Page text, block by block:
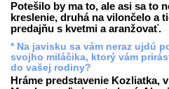
Potešilo by ma to, ale asi sa to
kreslenie, druhá na vilončelo a
predajňu s kvetmi a aranžovať.
* Na javisku sa vám neraz ujdú
svojho miláčika, ktorý vám
do vašej rodiny?
Hráme predstavenie Kozliatka,